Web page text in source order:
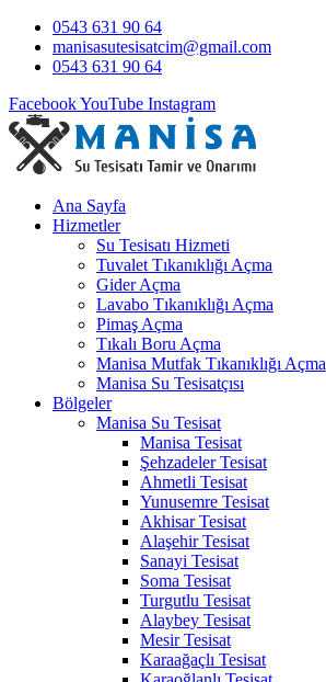
0543 631 90 64
manisasutesisatcim@gmail.com
0543 631 90 64
FacebookYouTube Instagram
Ana Sayfa
Hizmetler
Su Tesisatı Hizmeti
Tuvalet Tıkanıklığı Açma
Gider Açma
Lavabo Tıkanıklığı Açma
Pimaş Açma
Tıkalı Boru Açma
Manisa Mutfak Tıkanıklığı Açma
Manisa Su Tesisatçısı
Bölgeler
Manisa Su Tesisat
Manisa Tesisat
Şehzadeler Tesisat
Ahmetli Tesisat
Yunusemre Tesisat
Akhisar Tesisat
Alaşehir Tesisat
Sanayi Tesisat
Soma Tesisat
Turgutlu Tesisat
Alaybey Tesisat
Mesir Tesisat
Karaağaçlı Tesisat